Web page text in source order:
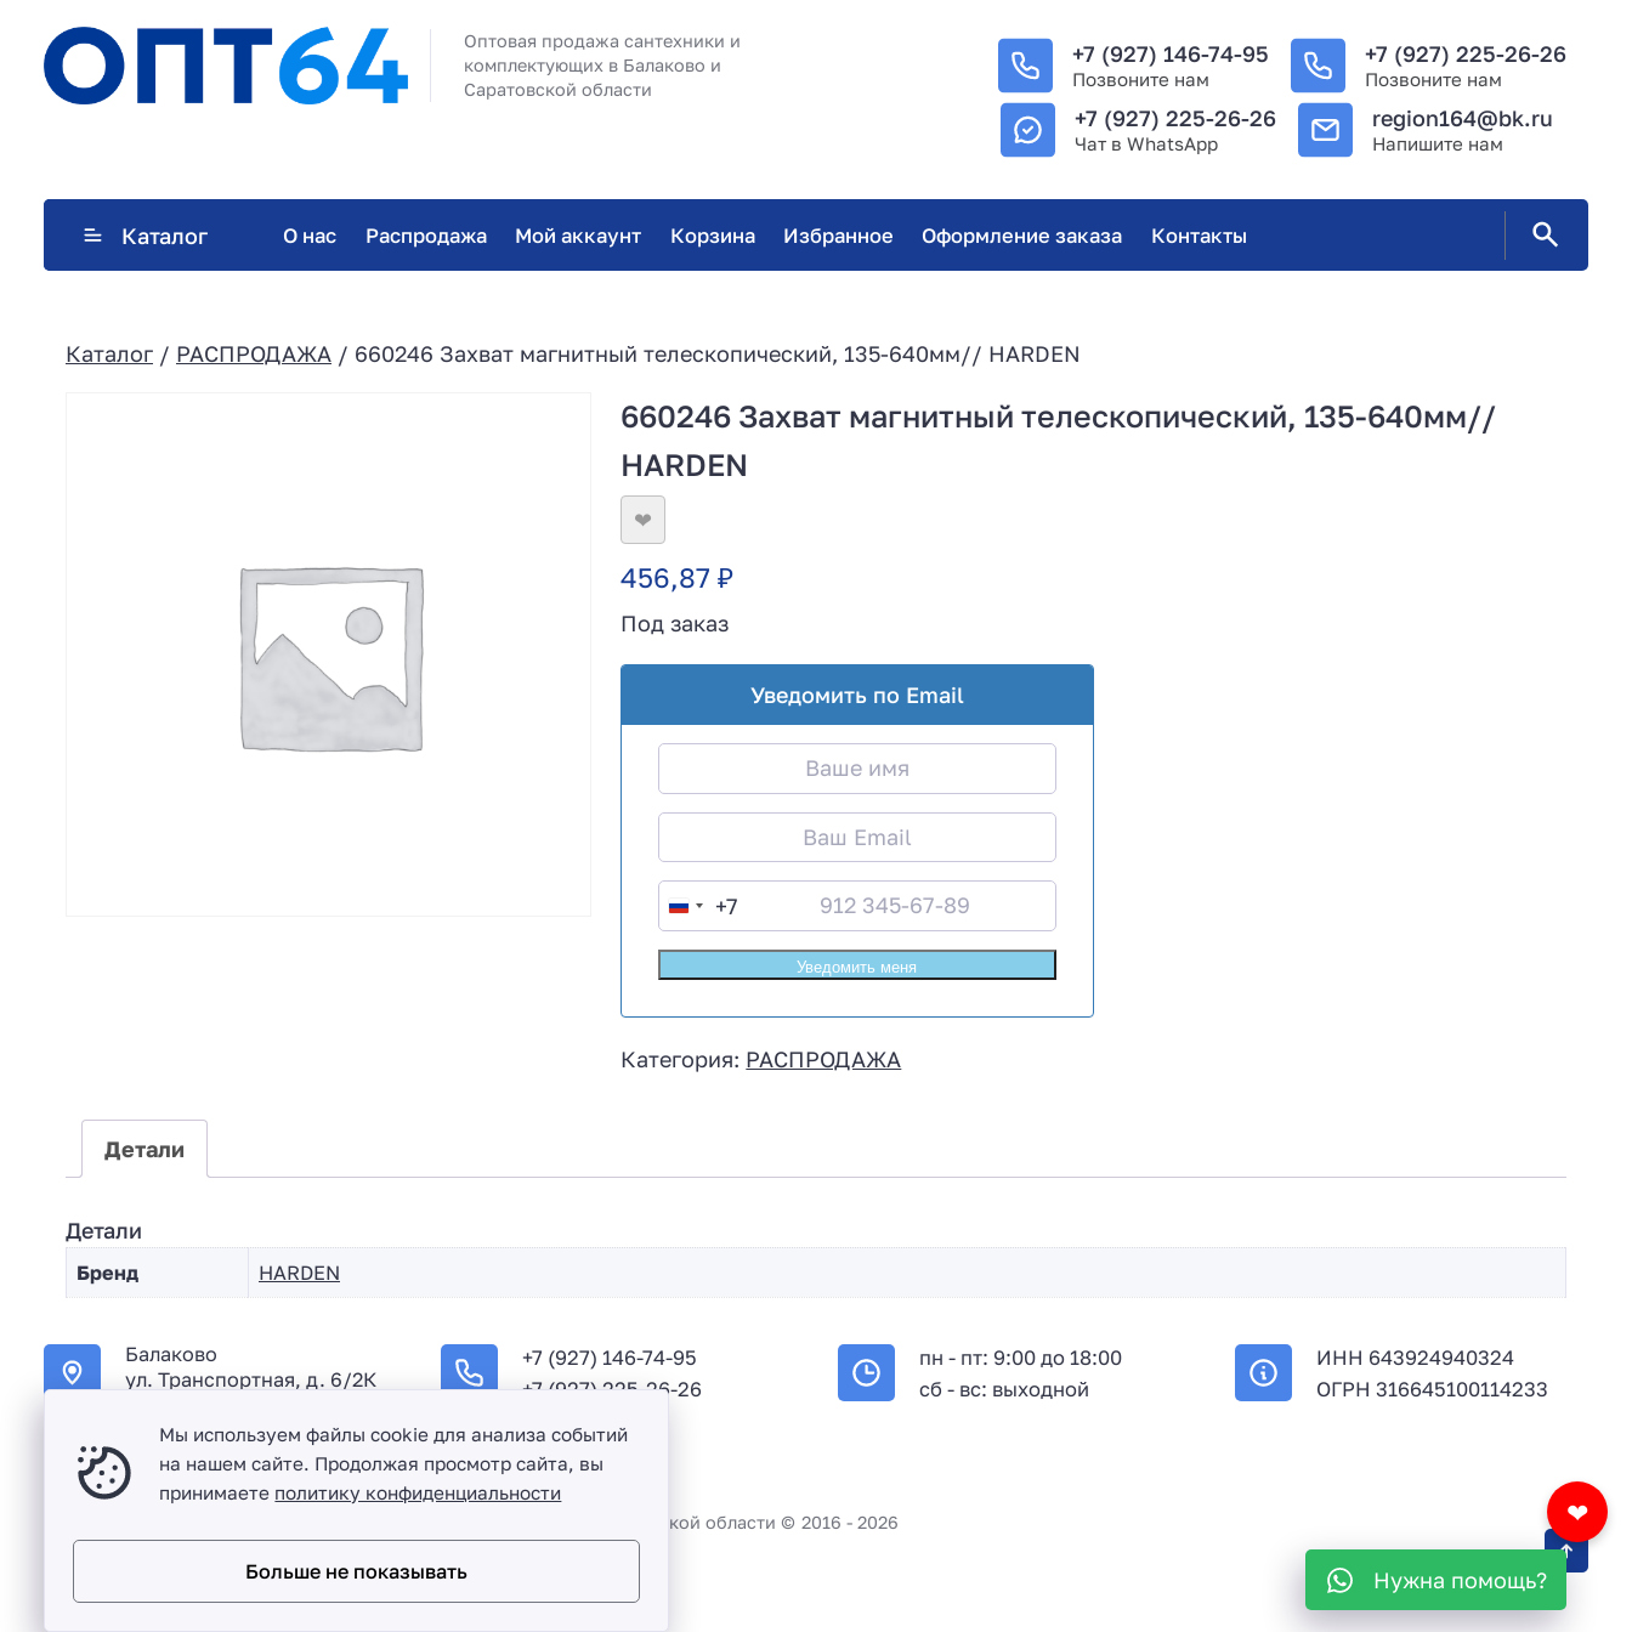
Оптовая продажа сантехники и
комплектующих в Балаково и
Саратовской области
+7 (927) 146-74-95
Позвоните нам
+7 (927) 225-26-26
Позвоните нам
+7 (927) 225-26-26
Чат в WhatsApp
region164@bk.ru
Напишите нам
Каталог О нас Распродажа Мой аккаунт Корзина Избранное Оформление заказа Контакты
Каталог / РАСПРОДАЖА / 660246 Захват магнитный телескопический, 135-640мм// HARDEN
660246 Захват магнитный телескопический, 135-640мм//
HARDEN
❤
456,87₽
Под заказ
Уведомить по Email
R
u
s
s
i
+7
Категория: РАСПРОДАЖА
Детали
Детали
Бренд HARDEN
Балаково
ул. Транспортная, д. 6/2К
+7 (927) 146-74-95
+7 (927) 225-26-26
пн - пт: 9:00 до 18:00
сб - вс: выходной
ИНН 643924940324
ОГРН 316645100114233
❤
Оптовая продажа сантехники и комплектующих в Балаково и Саратовской области © 2016 - 2026
Разработка сайта и дизайн:revtail.ru
Мы используем файлы cookie для анализа событий
на нашем сайте. Продолжая просмотр сайта, вы
принимаете политику конфиденциальности
Больше не показывать Нужна помощь?